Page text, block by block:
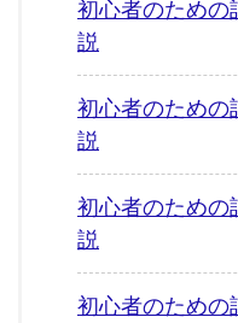
初心者のため
説
初心者のため
説
初心者のため
説
初心者のため